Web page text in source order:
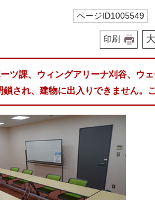
ページID1005549
印刷
ツ課、ウィングアリーナ刈谷、ウ
され、建物に出入りできません。